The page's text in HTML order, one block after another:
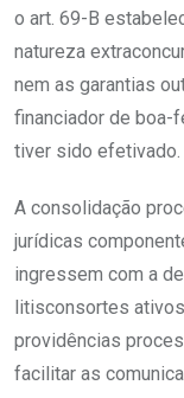
o art. 69-B
natureza
nem as garantias
financiador de boa-
tiver sido efetivado.
A consolidação
jurídicas
ingressem com a
litisconsortes
providências
facilitar as